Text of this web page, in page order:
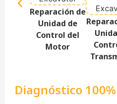
Reparación de
Unidad de
Control del
Motor
Diagnóstico